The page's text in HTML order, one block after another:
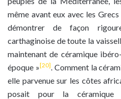
même avant eux avec les Grecs
démontrer de façon
carthaginoise de toute la
maintenant de céramique
époque »[20]. Comment la
elle parvenue sur les côtes
posait pour la céramique